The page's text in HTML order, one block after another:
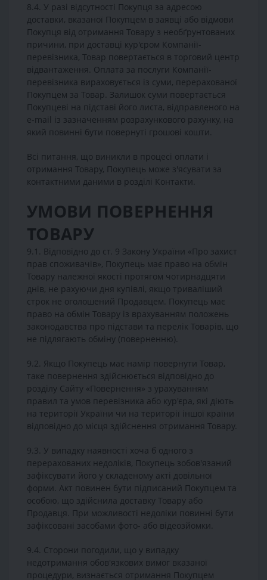
8.4. У разі відсутності Покупця за адресою
доставки, вказаної Покупцем в заявці або відмови
Покупця від отримання Товару з необґрунтованих
причини, при доставці кур'єром Компанії-
перевізника, Товар повертається в торговий центр
відвантаження. Оплата за послуги Компанії-
перевізника вираховується із суми, перерахованої
Покупцем за Товар. Залишок суми повертається
Покупцеві на підставі його листа, відправленого на
e-mail із зазначенням розрахункового рахунку, на
який повинні бути повернуті грошові кошти.
Всі питання, що виникли в процесі оплати і
отримання Товару, Покупець може з'ясувати за
контактними даними в розділі Контакти.
УМОВИ ПОВЕРНЕННЯ
ТОВАРУ
9.1. Відповідно до ст. 9 Закону України «Про захист
прав споживачів», Покупець має право на обмін
Товару належної якості протягом чотирнадцяти
днів, не рахуючи дня купівлі, якщо триваліший
строк не оголошений Продавцем. Покупець має
право на обмін Товару із врахуванням положень
законодавства про підстави та перелік Товарів, що
не підлягають обміну (поверненню).
9.2. Якщо Покупець має намір повернути Товар,
таке повернення здійснюється відповідно до
розділу Сайту «Повернення» з урахуванням
правил та умов перевізника або кур'єра, які діють
на території України чи на території іншої країни
відповідно до місця здійснення отримання Товару.
9.3. У випадку наявності хоча б одного з
перерахованих недоліків, Покупець зобов'язаний
зафіксувати його у складеному акті довільної
форми. Акт повинен бути підписаний Покупцем та
особою, що здійснила доставку Товару або
Продавця. При можливості недоліки повинні бути
зафіксовані засобами фото- або відеозйомки.
9.4. Сторони погодили, що у випадку
недотримання обов'язкових вимог вказаної
процедури, визнається отримання Покупцем